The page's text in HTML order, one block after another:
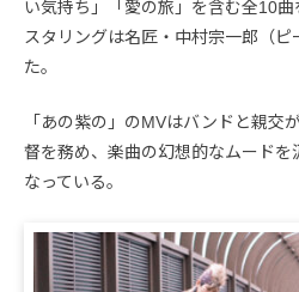
い気持ち」「愛の旅」を含む全10
スタリングは名匠・中村宗一郎（ピ
た。
「あの紫の」のMVはバンドと親交
督を務め、楽曲の幻想的なムード
なっている。